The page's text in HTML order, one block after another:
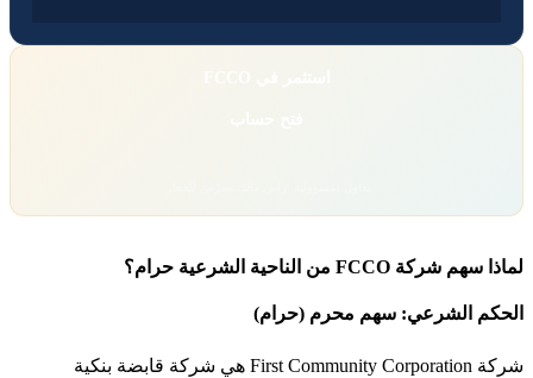
لماذا سهم شركة FCCO من الناحية الشرعية حرام؟
الحكم الشرعي: سهم محرم (حرام)
شركة First Community Corporation هي شركة قابضة بنكية